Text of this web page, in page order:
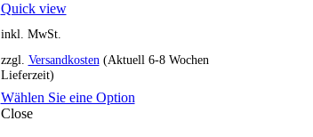
Quick view
inkl. MwSt.
zzgl. Versandkosten (Aktuell 6-8 Wochen
Lieferzeit)
Wählen Sie eine Option
Close